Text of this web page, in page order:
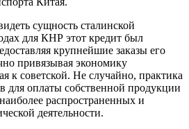
сущность сталинской
для КНР этот кредит был
крупнейшие заказы его
привязывая экономику
к советской. Не случайно, практика
для оплаты собственной продукции
распространенных и
деятельности.